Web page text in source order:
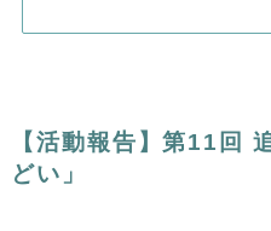
【活動報告】第11回
どい」